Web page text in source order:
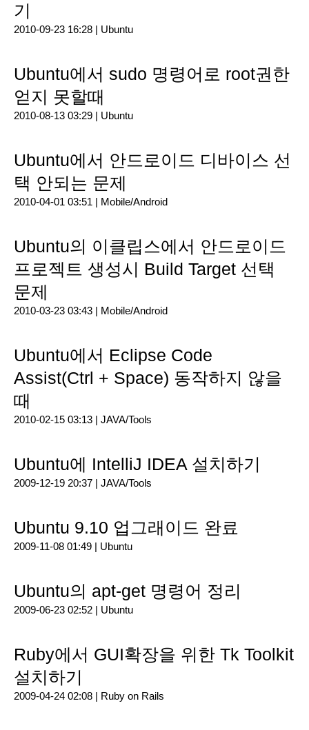
기
2010-09-23 16:28 | Ubuntu
Ubuntu에서 sudo 명령어로 root권한
얻지 못할때
2010-08-13 03:29 | Ubuntu
Ubuntu에서 안드로이드 디바이스 선
택 안되는 문제
2010-04-01 03:51 | Mobile/Android
Ubuntu의 이클립스에서 안드로이드
프로젝트 생성시 Build Target 선택
문제
2010-03-23 03:43 | Mobile/Android
Ubuntu에서 Eclipse Code
Assist(Ctrl + Space) 동작하지 않을
때
2010-02-15 03:13 | JAVA/Tools
Ubuntu에 IntelliJ IDEA 설치하기
2009-12-19 20:37 | JAVA/Tools
Ubuntu 9.10 업그래이드 완료
2009-11-08 01:49 | Ubuntu
Ubuntu의 apt-get 명령어 정리
2009-06-23 02:52 | Ubuntu
Ruby에서 GUI확장을 위한 Tk Toolkit
설치하기
2009-04-24 02:08 | Ruby on Rails